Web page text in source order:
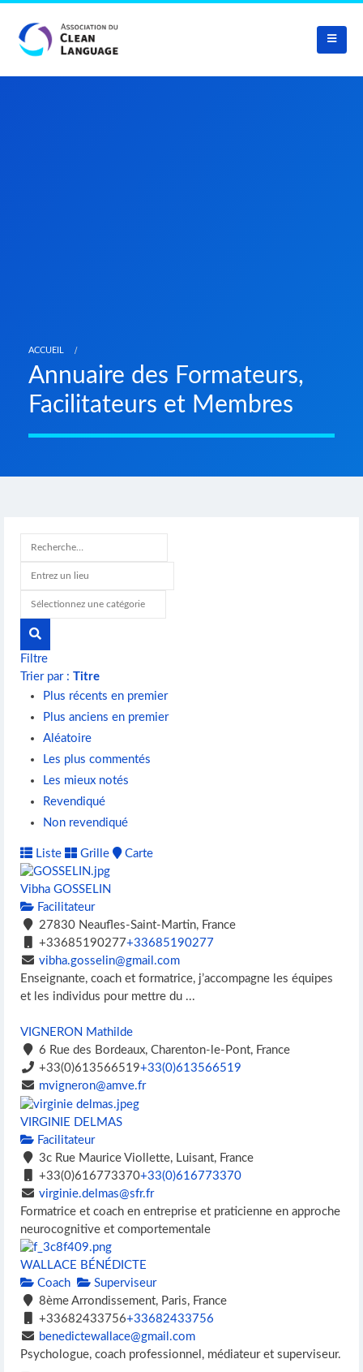
ACCUEIL
Annuaire des Formateurs,
Facilitateurs et Membres
Filtre
Trier par : Titre
Plus récents en premier
Plus anciens en premier
Aléatoire
Les plus commentés
Les mieux notés
Revendiqué
Non revendiqué
Liste Grille Carte
Vibha GOSSELIN
Facilitateur
27830 Neaufles-Saint-Martin, France
+33685190277+33685190277
vibha.gosselin@gmail.com
Enseignante, coach et formatrice, j’accompagne les équipes
et les individus pour mettre du ...
VIGNERON Mathilde
6 Rue des Bordeaux, Charenton-le-Pont, France
+33(0)613566519+33(0)613566519
mvigneron@amve.fr
VIRGINIE DELMAS
Facilitateur
3c Rue Maurice Viollette, Luisant, France
+33(0)616773370+33(0)616773370
virginie.delmas@sfr.fr
Formatrice et coach en entreprise et praticienne en approche
neurocognitive et comportementale
WALLACE BÉNÉDICTE
Coach
Superviseur
8ème Arrondissement, Paris, France
+33682433756+33682433756
benedictewallace@gmail.com
Psychologue, coach professionnel, médiateur et superviseur.